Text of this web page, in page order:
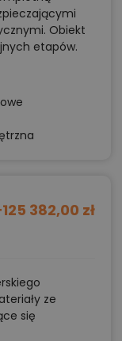
Obiekt
etapów.
382,00 zł
ze
się